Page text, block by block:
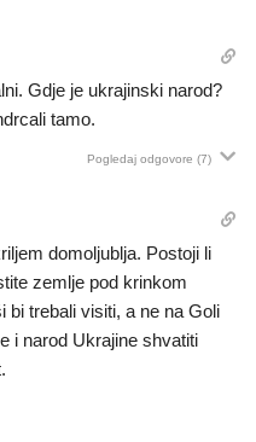
Gdje je ukrajinski narod?
tamo.
Pogledaj odgovore (7)
domoljublja. Postoji li
zemlje pod krinkom
bi trebali visiti, a ne na Goli
i narod Ukrajine shvatiti